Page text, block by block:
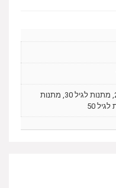
מתנות לגיל 20, מתנות לגיל 30, מתנות